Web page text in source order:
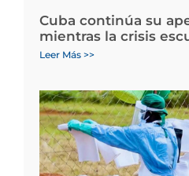
Cuba continúa su
mientras la crisis
Leer Más >>